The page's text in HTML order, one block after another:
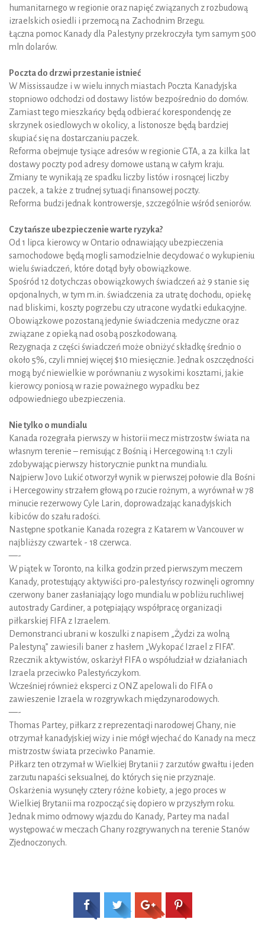
humanitarnego w regionie oraz napięć związanych z rozbudową
izraelskich osiedli i przemocą na Zachodnim Brzegu.
Łączna pomoc Kanady dla Palestyny przekroczyła tym samym 500
mln dolarów.
Poczta do drzwi przestanie istnieć
W Mississaudze i w wielu innych miastach Poczta Kanadyjska
stopniowo odchodzi od dostawy listów bezpośrednio do domów.
Zamiast tego mieszkańcy będą odbierać korespondencję ze
skrzynek osiedlowych w okolicy, a listonosze będą bardziej
skupiać się na dostarczaniu paczek.
Reforma obejmuje tysiące adresów w regionie GTA, a za kilka lat
dostawy poczty pod adresy domowe ustaną w całym kraju.
Zmiany te wynikają ze spadku liczby listów i rosnącej liczby
paczek, a także z trudnej sytuacji finansowej poczty.
Reforma budzi jednak kontrowersje, szczególnie wśród seniorów.
Czy tańsze ubezpieczenie warte ryzyka?
Od 1 lipca kierowcy w Ontario odnawiający ubezpieczenia
samochodowe będą mogli samodzielnie decydować o wykupieniu
wielu świadczeń, które dotąd były obowiązkowe.
Spośród 12 dotychczas obowiązkowych świadczeń aż 9 stanie się
opcjonalnych, w tym m.in. świadczenia za utratę dochodu, opiekę
nad bliskimi, koszty pogrzebu czy utracone wydatki edukacyjne.
Obowiązkowe pozostaną jedynie świadczenia medyczne oraz
związane z opieką nad osobą poszkodowaną.
Rezygnacja z części świadczeń może obniżyć składkę średnio o
około 5%, czyli mniej więcej $10 miesięcznie. Jednak oszczędności
mogą być niewielkie w porównaniu z wysokimi kosztami, jakie
kierowcy poniosą w razie poważnego wypadku bez
odpowiedniego ubezpieczenia.
Nie tylko o mundialu
Kanada rozegrała pierwszy w historii mecz mistrzostw świata na
własnym terenie – remisując z Bośnią i Hercegowiną 1:1 czyli
zdobywając pierwszy historycznie punkt na mundialu.
Najpierw Jovo Lukić otworzył wynik w pierwszej połowie dla Bośni
i Hercegowiny strzałem głową po rzucie rożnym, a wyrównał w 78
minucie rezerwowy Cyle Larin, doprowadzając kanadyjskich
kibiców do szału radości.
Następne spotkanie Kanada rozegra z Katarem w Vancouver w
najbliższy czwartek - 18 czerwca.
—-
W piątek w Toronto, na kilka godzin przed pierwszym meczem
Kanady, protestujący aktywiści pro-palestyńscy rozwinęli ogromny
czerwony baner zasłaniający logo mundialu w pobliżu ruchliwej
autostrady Gardiner, a potępiający współpracę organizacji
piłkarskiej FIFA z Izraelem.
Demonstranci ubrani w koszulki z napisem „Żydzi za wolną
Palestyną” zawiesili baner z hasłem „Wykopać Izrael z FIFA”.
Rzecznik aktywistów, oskarżył FIFA o współudział w działaniach
Izraela przeciwko Palestyńczykom.
Wcześniej również eksperci z ONZ apelowali do FIFA o
zawieszenie Izraela w rozgrywkach międzynarodowych.
—-
Thomas Partey, piłkarz z reprezentacji narodowej Ghany, nie
otrzymał kanadyjskiej wizy i nie mógł wjechać do Kanady na mecz
mistrzostw świata przeciwko Panamie.
Piłkarz ten otrzymał w Wielkiej Brytanii 7 zarzutów gwałtu i jeden
zarzutu napaści seksualnej, do których się nie przyznaje.
Oskarżenia wysunęły cztery różne kobiety, a jego proces w
Wielkiej Brytanii ma rozpocząć się dopiero w przyszłym roku.
Jednak mimo odmowy wjazdu do Kanady, Partey ma nadal
występować w meczach Ghany rozgrywanych na terenie Stanów
Zjednoczonych.